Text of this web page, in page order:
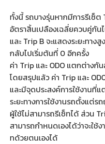
ทั้งนี้ รถบางรุ่นหากมีการรีเซ็ต
อัตราสิ้นเปลืองเฉลี่ยควบคู่กั
และ Trip B จะแสดงระยะทา
กลับไปเริ่มต้นที่ 0 อีกครั้ง
ค่า Trip และ ODO แตกต่างกัน
โดยสรุปแล้ว ค่า Trip และ
และมีจุดประสงค์การใช้งานที่
ระยะทางการใช้งานรถตั้งแต่
ผู้ใช้ไม่สามารถรีเซ็ทได้ ส่วน
สามารถกำหนดเองได้ว่าจะใช้
ทด้วยตนเองได้